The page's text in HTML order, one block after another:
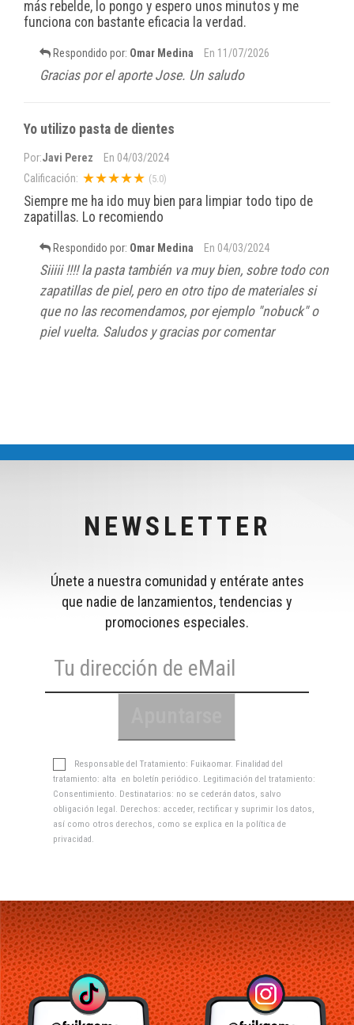
más rebelde, lo pongo y espero unos minutos y me
funciona con bastante eficacia la verdad.
Respondido por: Omar Medina En 11/07/2026
Gracias por el aporte Jose. Un saludo
Yo utilizo pasta de dientes
Por:Javi Perez En 04/03/2024
Calificación: ★★★★★ (5.0)
Siempre me ha ido muy bien para limpiar todo tipo de
zapatillas. Lo recomiendo
Respondido por: Omar Medina En 04/03/2024
Siiiii !!!! la pasta también va muy bien, sobre todo con
zapatillas de piel, pero en otro tipo de materiales si
que no las recomendamos, por ejemplo "nobuck" o
piel vuelta. Saludos y gracias por comentar
NEWSLETTER
Únete a nuestra comunidad y entérate antes
que nadie de lanzamientos, tendencias y
promociones especiales.
Responsable del Tratamiento: Fuikaomar. Finalidad del
tratamiento: alta en boletín periódico. Legitimación del tratamiento:
Consentimiento. Destinatarios: no se cederán datos, salvo
obligación legal. Derechos: acceder, rectificar y suprimir los datos,
así como otros derechos, como se explica en la política de
privacidad.